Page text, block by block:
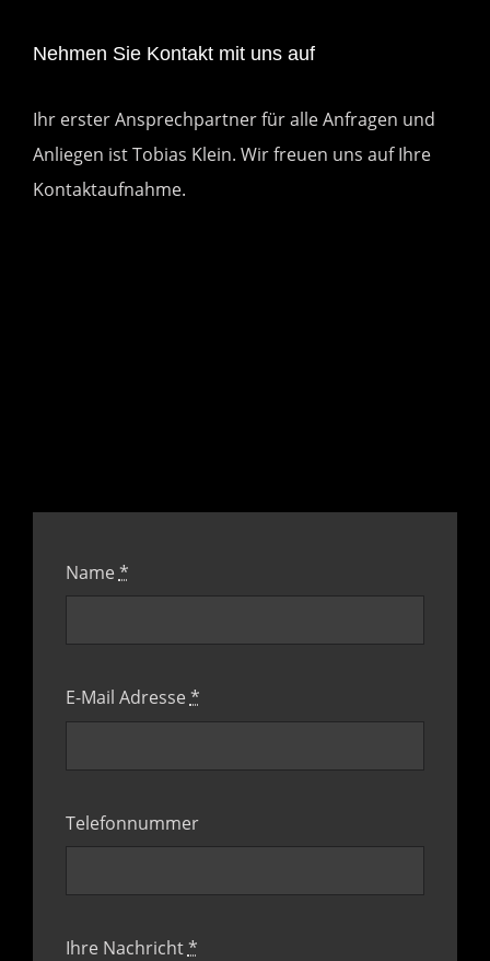
Nehmen Sie Kontakt mit uns auf
Ihr erster Ansprechpartner für alle Anfragen und
Anliegen ist Tobias Klein. Wir freuen uns auf Ihre
Kontaktaufnahme.
Name *
E-Mail Adresse *
Telefonnummer
Ihre Nachricht*